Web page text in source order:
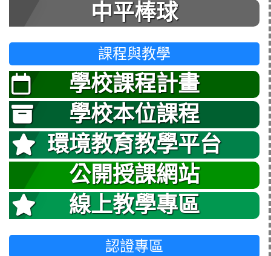
中平棒球
課程與教學
學校課程計畫
學校本位課程
環境教育教學平台
公開授課網站
線上教學專區
認證專區